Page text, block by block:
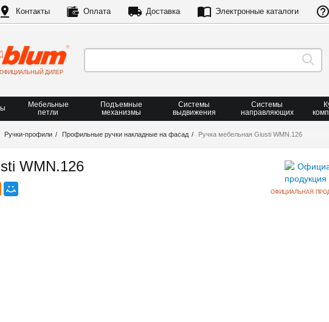
Контакты Оплата Доставка Электронные каталоги
ОФИЦИАЛЬНЫЙ ДИЛЕР
Мебельные
петли
Подъемные
механизмы
Системы
выдвижения
Системы
направляющих
Ручки-профили Профильные ручки накладные на фасад Ручка мебельная Giusti WMN.126
WMN.126
ОФИЦИАЛЬНАЯ